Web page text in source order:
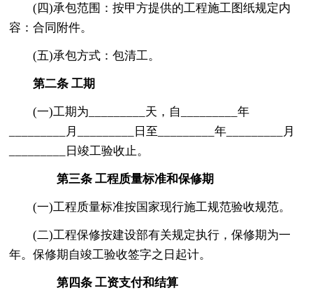
(四)承包范围：按甲方提供的工程施工图纸规定内
容：合同附件。
(五)承包方式：包清工。
第二条 工期
(一)工期为_________天，自_________年
_________月_________日至_________年_________月
_________日竣工验收止。
第三条 工程质量标准和保修期
(一)工程质量标准按国家现行施工规范验收规范。
(二)工程保修按建设部有关规定执行，保修期为一
年。保修期自竣工验收签字之日起计。
第四条 工资支付和结算